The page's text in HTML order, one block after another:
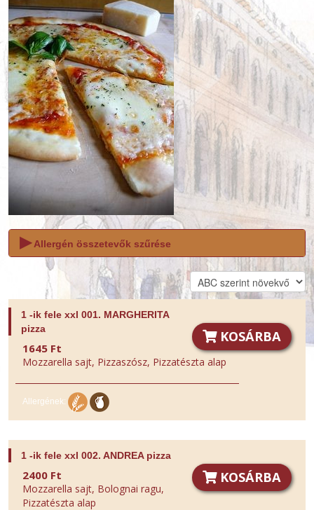
▶Allergén összetevők szűrése
Ha valamely összetevőre ezek közülallergiás vagy
, akkor
vedd ki mellőle a pipát!
Rákfélék
Tojás
Földimogyoró
Szójabab
KOSÁRBA
1 -ik fele xxl 001. MARGHERITA
pizza
1645 Ft
Mozzarella sajt, Pizzaszósz, Pizzatészta alap
Allergének:
KOSÁRBA
1 -ik fele xxl 002. ANDREA pizza
2400 Ft
Mozzarella sajt, Bolognai ragu,
Pizzatészta alap